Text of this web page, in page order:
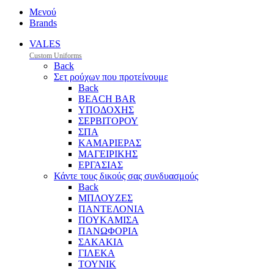
Μενού
Brands
VALES
Custom Uniforms
Back
Σετ ρούχων που προτείνουμε
Back
BEACH BAR
ΥΠΟΔΟΧΗΣ
ΣΕΡΒΙΤΟΡΟΥ
ΣΠΑ
ΚΑΜΑΡΙΕΡΑΣ
ΜΑΓΕΙΡΙΚΗΣ
ΕΡΓΑΣΙΑΣ
Κάντε τους δικούς σας συνδυασμούς
Back
ΜΠΛΟΥΖΕΣ
ΠΑΝΤΕΛΟΝΙΑ
ΠΟΥΚΑΜΙΣΑ
ΠΑΝΩΦΟΡΙΑ
ΣΑΚΑΚΙΑ
ΓΙΛΕΚΑ
ΤΟΥΝΙΚ